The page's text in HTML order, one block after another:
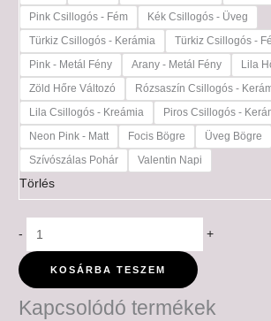
Pink Csillogós - Fém
Kék Csillogós - Üveg
Türkiz Csillogós - Kerámia
Türkiz Csillogós -
Pink - Metál Fény
Arany - Metál Fény
Lila
Zöld Hőre Változó
Rózsaszín Csillogós -
Lila Csillogós - Kreámia
Piros Csillogós -
Neon Pink - Matt
Focis Bögre
Üveg Bögre
Szívószálas Pohár
Valentin Napi
Törlés
- +
KOSÁRBA TESZEM
Kapcsolódó termékek